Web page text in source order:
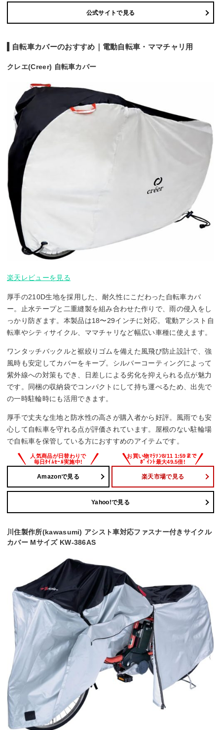
公式サイトで見る
自転車カバーのおすすめ｜電動自転車・ママチャリ用
クレエ(Creer) 自転車カバー
楽天レビューを見る
厚手の210D生地を採用した、耐久性にこだわった自転車カバ
ー。止水テープと二重縫製を組み合わせた作りで、雨の侵入をし
っかり防ぎます。本製品は18〜29インチに対応。電動アシスト自
転車やシティサイクル、ママチャリなど幅広い車種に使えます。
ワンタッチバックルと裾絞りゴムを備えた風飛び防止設計で、強
風時も安定してカバーをキープ。シルバーコーティングによって
紫外線への対策もでき、日差しによる劣化を抑えられる点が魅力
です。同梱の収納袋でコンパクトにして持ち運べるため、出先で
の一時駐輪時にも活用できます。
厚手で丈夫な生地と防水性の高さが購入者から好評。風雨でも安
心して自転車を守れる点が評価されています。屋根のない駐輪場
で自転車を保管している方におすすめのアイテムです。
Amazonで見る 楽天市場で見る
Yahoo!で見る
川住製作所(kawasumi) アシスト車対応ファスナー付きサイクル
カバー Mサイズ KW-386AS